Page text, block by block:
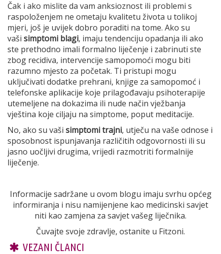
Čak i ako mislite da vam anksioznost ili problemi s
raspoloženjem ne ometaju kvalitetu života u tolikoj
mjeri, još je uvijek dobro poraditi na tome. Ako su
vaši simptomi blagi, imaju tendenciju opadanja ili ako
ste prethodno imali formalno liječenje i zabrinuti ste
zbog recidiva, intervencije samopomoći mogu biti
razumno mjesto za početak. Ti pristupi mogu
uključivati dodatke prehrani, knjige za samopomoć i
telefonske aplikacije koje prilagođavaju psihoterapije
utemeljene na dokazima ili nude način vježbanja
vještina koje ciljaju na simptome, poput meditacije.
No, ako su vaši simptomi trajni, utječu na vaše odnose i
sposobnost ispunjavanja različitih odgovornosti ili su
jasno uočljivi drugima, vrijedi razmotriti formalnije
liječenje.
Informacije sadržane u ovom blogu imaju svrhu općeg
informiranja i nisu namijenjene kao medicinski savjet
niti kao zamjena za savjet vašeg liječnika.
Čuvajte svoje zdravlje, ostanite u Fitzoni.
VEZANI ČLANCI